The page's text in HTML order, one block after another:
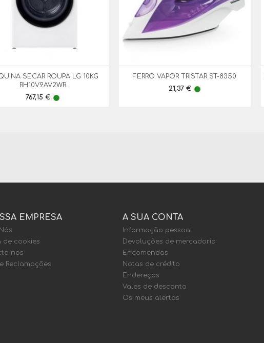
SECAR ROUPA LG 10KG
RH10V9AV2WR
Preço
767,15 € lens
Vista Rápida
FERRO VAPOR TRISTAR ST-8350
Preço
21,37 € lens
Vista Rápida
EMPRESA
de cookies
nos
Reclamações
A SUA CONTA
Informação pessoal
Devoluções de mercadoria
Encomendas
Notas de crédito
Endereços
Vales de desconto
Os meus alertas